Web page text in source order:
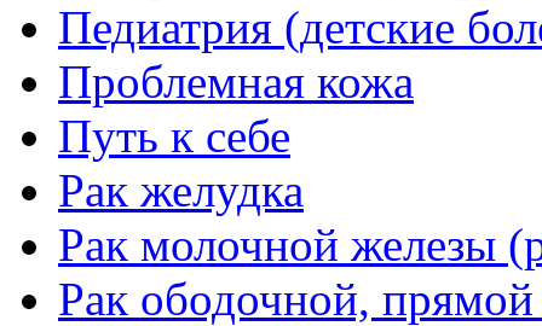
Педиатрия (детские
Проблемная кожа
Путь к себе
Рак желудка
Рак молочной железы
Рак ободочной,